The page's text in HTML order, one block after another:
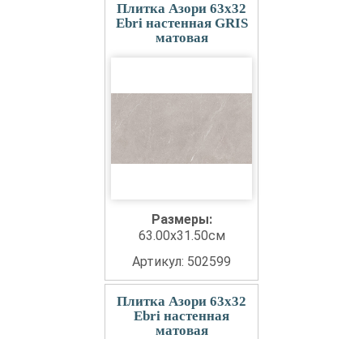
Плитка Азори 63x32
Ebri настенная GRIS
матовая
Размеры:
63.00x31.50см
Артикул: 502599
Плитка Азори 63x32
Ebri настенная
матовая